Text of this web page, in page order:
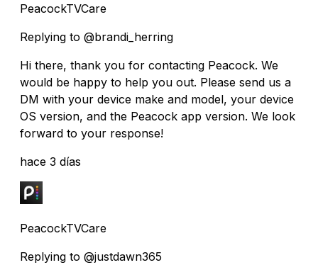
PeacockTVCare
Replying to @brandi_herring
Hi there, thank you for contacting Peacock. We
would be happy to help you out. Please send us a
DM with your device make and model, your device
OS version, and the Peacock app version. We look
forward to your response!
hace 3 días
PeacockTVCare
Replying to @justdawn365